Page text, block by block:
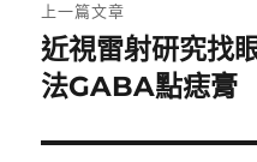
章
導
覽
上一篇文章
上
一
文
近視雷射研究找
法GABA點痣膏